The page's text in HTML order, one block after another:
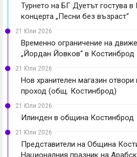
Турнето на БГ Дуетът гостува
концерта „Песни без възраст“
21 Юли 2026
Временно ограничение на
„Йордан Йовков“ в Костинброд
21 Юли 2026
Нов хранителен магазин отвори
проход (общ. Костинброд)
21 Юли 2026
Илинден в община Костинброд
21 Юли 2026
Представители на Община
Националния празник на